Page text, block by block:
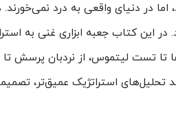
اما در دنیای واقعی به درد
این کتاب جعبه ابزاری غنی به
تا تست لیتموس، از نردبان پرسش
استراتژیک عمیق‌تر،